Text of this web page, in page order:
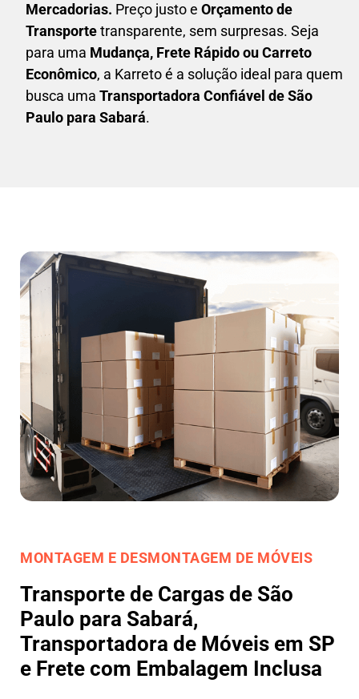
Mercadorias. Preço justo e Orçamento de
Transportetransparente, sem surpresas. Seja
para uma Mudança, Frete Rápido ou Carreto
Econômico, a Karretoé a solução ideal para quem
busca uma Transportadora Confiável de São
Paulo para Sabará.
MONTAGEM E DESMONTAGEM DE MÓVEIS
Transporte de Cargas de São
Paulo para Sabará,
Transportadora de Móveis em SP
e Frete com Embalagem Inclusa